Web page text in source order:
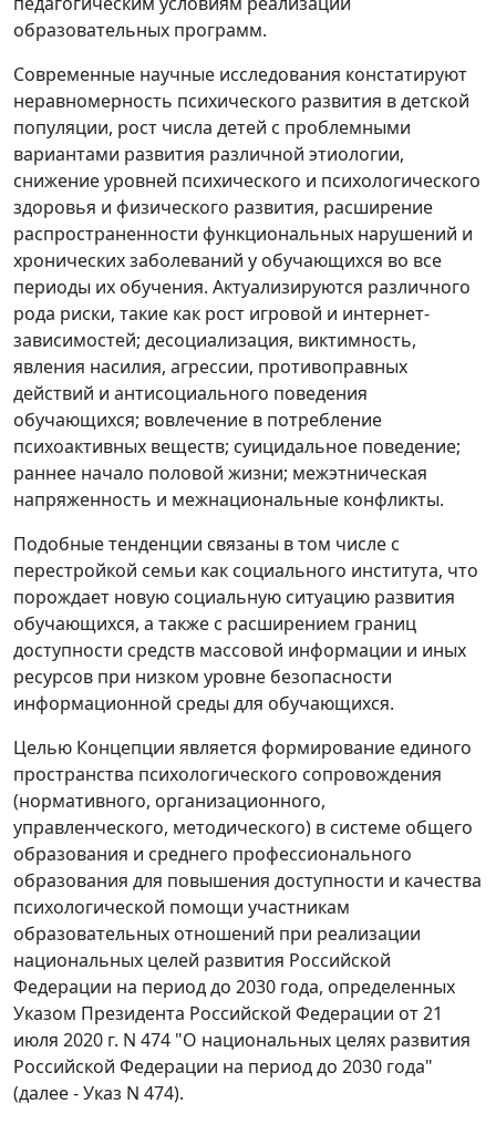
образовательных программ.
Современные научные исследования констатируют
неравномерность психического развития в детской
популяции, рост числа детей с проблемными
вариантами развития различной этиологии,
снижение уровней психического и психологического
здоровья и физического развития, расширение
распространенности функциональных нарушений и
хронических заболеваний у обучающихся во все
периоды их обучения. Актуализируются различного
рода риски, такие как рост игровой и интернет-
зависимостей; десоциализация, виктимность,
явления насилия, агрессии, противоправных
действий и антисоциального поведения
обучающихся; вовлечение в потребление
психоактивных веществ; суицидальное поведение;
раннее начало половой жизни; межэтническая
напряженность и межнациональные конфликты.
Подобные тенденции связаны в том числе с
перестройкой семьи как социального института, что
порождает новую социальную ситуацию развития
обучающихся, а также с расширением границ
доступности средств массовой информации и иных
ресурсов при низком уровне безопасности
информационной среды для обучающихся.
Целью Концепции является формирование единого
пространства психологического сопровождения
(нормативного, организационного,
управленческого, методического) в системе общего
образования и среднего профессионального
образования для повышения доступности и качества
психологической помощи участникам
образовательных отношений при реализации
национальных целей развития Российской
Федерации на период до 2030 года, определенных
Указом Президента Российской Федерации от 21
июля 2020 г. N 474 "О национальных целях развития
Российской Федерации на период до 2030 года"
(далее - Указ N 474).